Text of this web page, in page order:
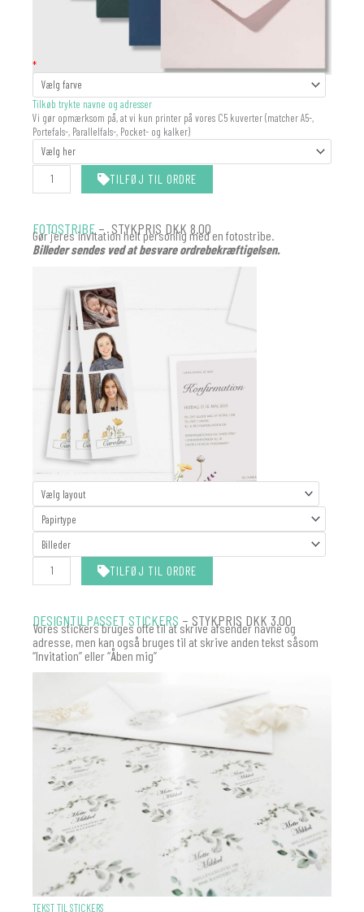
*
Tilkøb trykte navne og adresser
Vi gør opmærksom på, at vi kun printer på vores C5 kuverter (matcher A5-,
Portefals-, Parallelfals-, Pocket- og kalker)
KUVERT
antal
TILFØJ TIL ORDRE
FOTOSTRIBE– STYKPRIS DKK 8.00
Gør jeres invitation helt personlig med en fotostribe.
Billeder sendes ved at besvare ordrebekræftigelsen.
Fotostribe
Barnedåb
antal
TILFØJ TIL ORDRE
DESIGNTILPASSET STICKERS – STYKPRIS DKK 3.00
Vores stickers bruges ofte til at skrive afsender navne og
adresse, men kan også bruges til at skrive anden tekst såsom
“Invitation” eller “Åben mig”
TEKST TIL STICKERS
STICKERS